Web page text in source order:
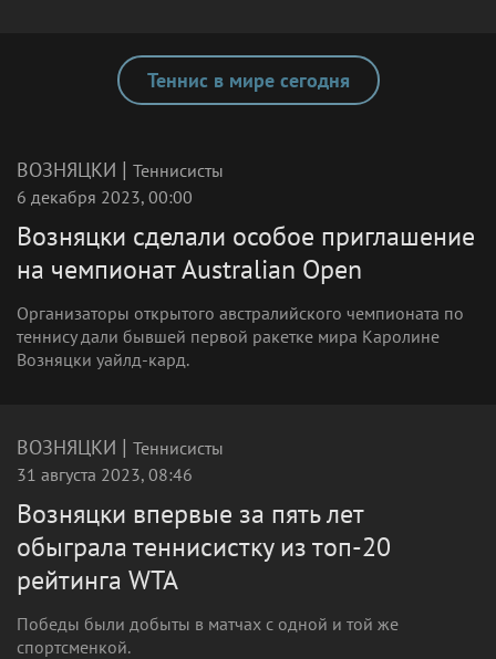
ВОЗНЯЦКИ | Теннисисты
6 декабря 2023, 00:00
Возняцки сделали особое приглашение
на чемпионат Australian Open
Организаторы открытого австралийского чемпионата по
теннису дали бывшей первой ракетке мира Каролине
Возняцки уайлд-кард.
ВОЗНЯЦКИ | Теннисисты
31 августа 2023, 08:46
Возняцки впервые за пять лет
обыграла теннисистку из топ-20
рейтинга WTA
Победы были добыты в матчах с одной и той же
спортсменкой.
Теннис в мире сегодня